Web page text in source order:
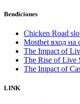
Bendiciones
Chicken Road
Mostbet вход на
The Impact of
The Rise of Live
The Impact of
LINK